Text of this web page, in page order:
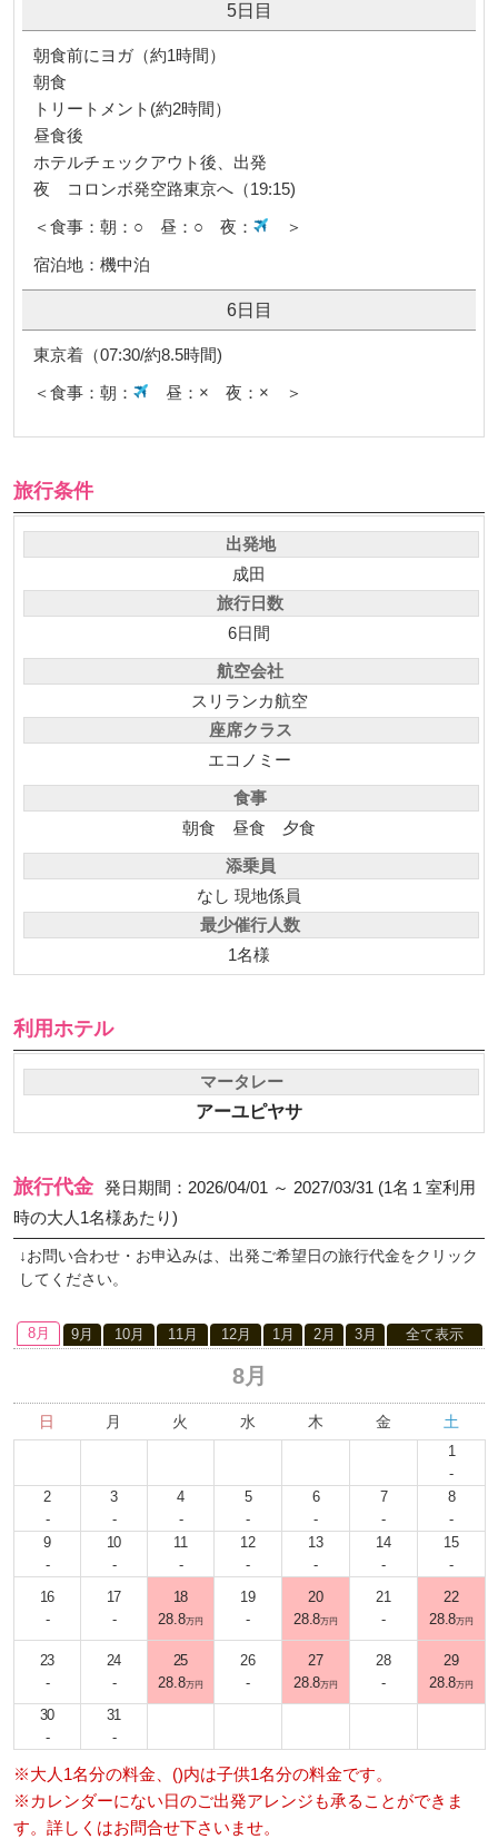
5日目
朝食前にヨガ（約1時間）
朝食
トリートメント(約2時間）
昼食後
ホテルチェックアウト後、出発
夜 コロンボ発空路東京へ（19:15)
＜食事：朝：○ 昼：○ 夜：
＞
宿泊地：機中泊
6日目
東京着（07:30/約8.5時間)
＜食事：朝：
昼：× 夜：× ＞
旅行条件
出発地
成田
旅行日数
6日間
航空会社
スリランカ航空
座席クラス
エコノミー
食事
朝食 昼食 夕食
添乗員
なし 現地係員
最少催行人数
1名様
利用ホテル
マータレー
アーユピヤサ
旅行代金 発日期間：2026/04/01 ～ 2027/03/31 (1名１室利用
時の大人1名様あたり)
↓お問い合わせ・お申込みは、出発ご希望日の旅行代金をクリック
してください。
8月 9月 10月 11月 12月 1月 2月 3月 全て表示
8月
日 月 火 水 木 金 土
1
-
2
-
3
-
4
-
5
-
6
-
7
-
8
-
9
-
10
-
11
-
12
-
13
-
14
-
15
-
16
-
17
-
18
28.8万円
19
-
20
28.8万円
21
-
22
28.8万円
23
-
24
-
25
28.8万円
26
-
27
28.8万円
28
-
29
28.8万円
30
-
31
-
※大人1名分の料金、()内は子供1名分の料金です。
※カレンダーにない日のご出発アレンジも承ることができま
す。詳しくはお問合せ下さいませ。